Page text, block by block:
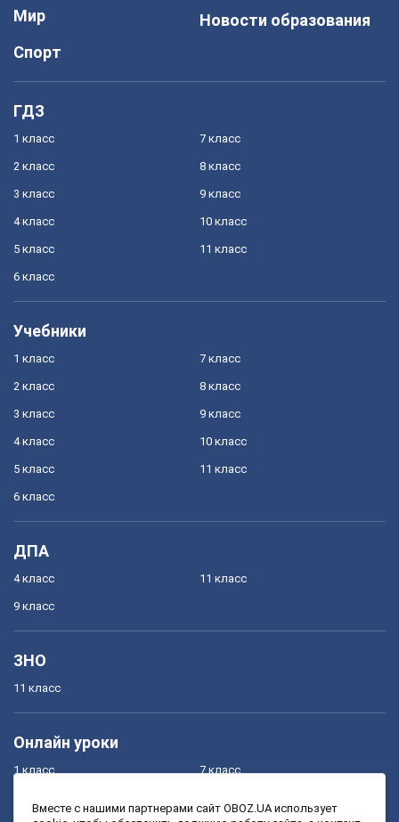
Мир
Спорт
Новости образования
ГДЗ
1 класс
2 класс
3 класс
4 класс
5 класс
6 класс
7 класс
8 класс
9 класс
10 класс
11 класс
Учебники
1 класс
2 класс
3 класс
4 класс
5 класс
6 класс
7 класс
8 класс
9 класс
10 класс
11 класс
ДПА
4 класс
9 класс
11 класс
ЗНО
11 класс
Онлайн уроки
1 класс 7 класс
Вместе с нашими партнерами сайт OBOZ.UA использует